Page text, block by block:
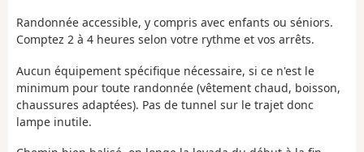
Randonnée accessible, y compris avec enfants ou séniors.
Comptez 2 à 4 heures selon votre rythme et vos arrêts.
Aucun équipement spécifique nécessaire, si ce n'est le
minimum pour toute randonnée (vêtement chaud, boisson,
chaussures adaptées). Pas de tunnel sur le trajet donc
lampe inutile.